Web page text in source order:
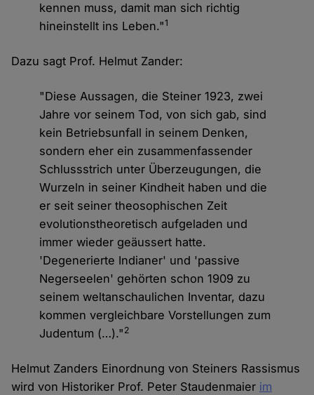
kennen muss, damit man sich richtig
hineinstellt ins Leben."1
Dazu sagt Prof. Helmut Zander:
"Diese Aussagen, die Steiner 1923, zwei
Jahre vor seinem Tod, von sich gab, sind
kein Betriebsunfall in seinem Denken,
sondern eher ein zusammenfassender
Schlussstrich unter Überzeugungen, die
Wurzeln in seiner Kindheit haben und die
er seit seiner theosophischen Zeit
evolutionstheoretisch aufgeladen und
immer wieder geäussert hatte.
'Degenerierte Indianer' und 'passive
Negerseelen' gehörten schon 1909 zu
seinem weltanschaulichen Inventar, dazu
kommen vergleichbare Vorstellungen zum
Judentum (…)." 2
Helmut Zanders Einordnung von Steiners Rassismus
wird von Historiker Prof. Peter Staudenmaier im